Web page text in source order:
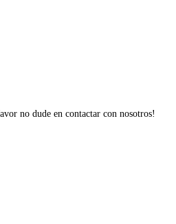
no dude en contactar con nosotros!